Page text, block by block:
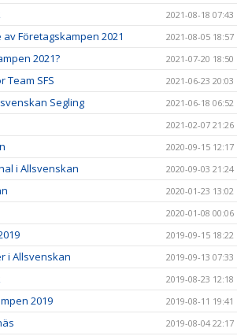
2021-08-18 07:43
Företagskampen 2021 2021-08-05 18:57
2021? 2021-07-20 18:50
Team SFS 2021-06-23 20:03
Segling 2021-06-18 06:52
2021-02-07 21:26
2020-09-15 12:17
i Allsvenskan 2020-09-03 21:24
2020-01-23 13:02
2020-01-08 00:06
2019-09-15 18:22
i Allsvenskan 2019-09-13 07:33
2019-08-23 12:18
2019 2019-08-11 19:41
2019-08-04 22:17